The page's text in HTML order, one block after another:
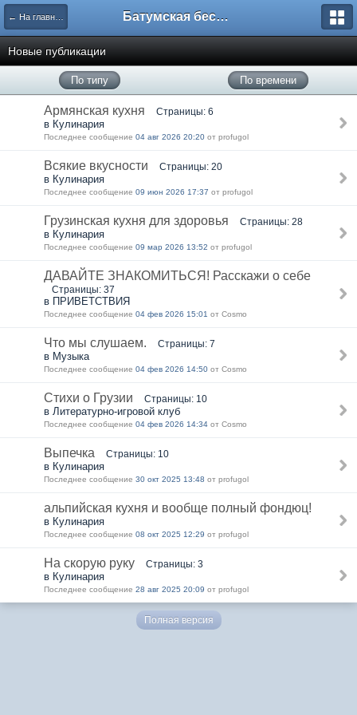
← На главную Батумская беседка
Новые публикации
По типу По времени
Армянская кухня Страницы: 6
в Кулинария
Последнее сообщение 04 авг 2026 20:20 от profugol
Всякие вкусности Страницы: 20
в Кулинария
Последнее сообщение 09 июн 2026 17:37 от profugol
Грузинская кухня для здоровья Страницы: 28
в Кулинария
Последнее сообщение 09 мар 2026 13:52 от profugol
ДАВАЙТЕ ЗНАКОМИТЬСЯ! Расскажи о себе
Страницы: 37
в ПРИВЕТСТВИЯ
Последнее сообщение 04 фев 2026 15:01 от Cosmo
Что мы слушаем. Страницы: 7
в Музыка
Последнее сообщение 04 фев 2026 14:50 от Cosmo
Стихи о Грузии Страницы: 10
в Литературно-игровой клуб
Последнее сообщение 04 фев 2026 14:34 от Cosmo
Выпечка Страницы: 10
в Кулинария
Последнее сообщение 30 окт 2025 13:48 от profugol
альпийская кухня и вообще полный фондюц!
в Кулинария
Последнее сообщение 08 окт 2025 12:29 от profugol
На скорую руку Страницы: 3
в Кулинария
Последнее сообщение 28 авг 2025 20:09 от profugol
Полная версия